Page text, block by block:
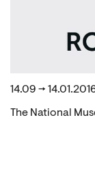
14.09 →
The National